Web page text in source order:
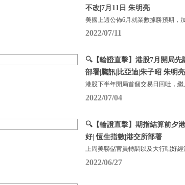
不改|7月11日 朱明亮
美國上週公佈6月就業數據勝預期，
2022/07/11
🔍【輪證直擊】港股7月開局
部署|騰訊|比亞迪|朱子昭 朱明亮
港股下半年開局首個交易日回吐，
2022/07/04
🔍【輪證直擊】期指結算前夕
好| 恆生指數|港交所部署
上周美聯儲官員轉調以及大行唱好
2022/06/27